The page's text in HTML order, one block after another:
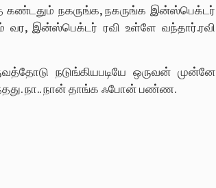
கண்டதும் நகருங்க, நகருங்க இன்ஸ்பெக்டர்
இன்ஸ்பெக்டர் ரவி உள்ளே வந்தார்.ரவி
நடுங்கியபடியே ஒருவன் முன்னே
நா.. நான் தாங்க ஃபோன் பண்ண.